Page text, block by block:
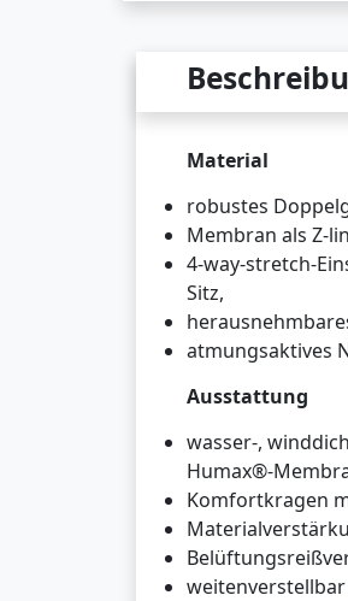
Material
robustes
Membran als Z-
4-way-stretch-
Sitz,
atmungsaktives
Ausstattung
wasser-,
Humax®-
Komfortkragen